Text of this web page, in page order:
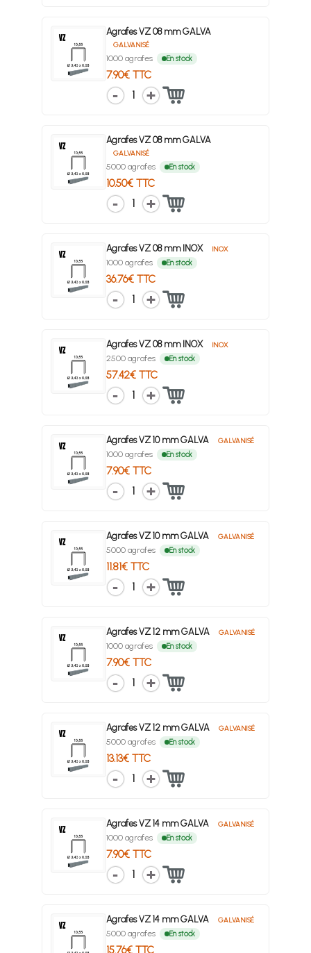
Agrafes VZ 08 mm GALVA
GALVANISÉ
1000 agrafes En stock
7.90€ TTC
1
Agrafes VZ 08 mm GALVA
GALVANISÉ
5000 agrafes En stock
10.50€ TTC
1
Agrafes VZ 08 mm INOX INOX
1000 agrafes En stock
36.76€ TTC
1
Agrafes VZ 08 mm INOX INOX
2500 agrafes En stock
57.42€ TTC
1
Agrafes VZ 10 mm GALVA GALVANISÉ
1000 agrafes En stock
7.90€ TTC
1
Agrafes VZ 10 mm GALVA GALVANISÉ
5000 agrafes En stock
11.81€ TTC
1
Agrafes VZ 12 mm GALVA GALVANISÉ
1000 agrafes En stock
7.90€ TTC
1
Agrafes VZ 12 mm GALVA GALVANISÉ
5000 agrafes En stock
13.13€ TTC
1
Agrafes VZ 14 mm GALVA GALVANISÉ
1000 agrafes En stock
7.90€ TTC
1
Agrafes VZ 14 mm GALVA GALVANISÉ
5000 agrafes En stock
15.76€ TTC